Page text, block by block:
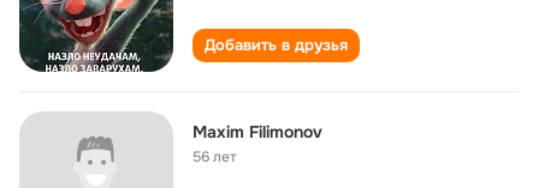
Добавить в друзья
Maxim Filimonov
56 лет